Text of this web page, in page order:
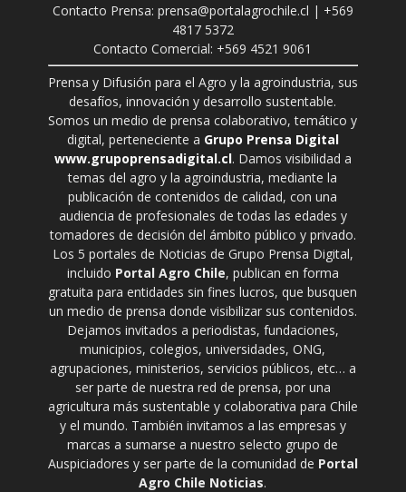
Contacto Prensa: prensa@portalagrochile.cl | +569
4817 5372
Contacto Comercial: +569 4521 9061
Prensa y Difusión para el Agro y la agroindustria, sus
desafíos, innovación y desarrollo sustentable.
Somos un medio de prensa colaborativo, temático y
digital, perteneciente a Grupo Prensa Digital
www.grupoprensadigital.cl. Damos visibilidad a
temas del agro y la agroindustria, mediante la
publicación de contenidos de calidad, con una
audiencia de profesionales de todas las edades y
tomadores de decisión del ámbito público y privado.
Los 5 portales de Noticias de Grupo Prensa Digital,
incluido Portal Agro Chile, publican en forma
gratuita para entidades sin fines lucros, que busquen
un medio de prensa donde visibilizar sus contenidos.
Dejamos invitados a periodistas, fundaciones,
municipios, colegios, universidades, ONG,
agrupaciones, ministerios, servicios públicos, etc… a
ser parte de nuestra red de prensa, por una
agricultura más sustentable y colaborativa para Chile
y el mundo. También invitamos a las empresas y
marcas a sumarse a nuestro selecto grupo de
Auspiciadores y ser parte de la comunidad de Portal
Agro Chile Noticias.